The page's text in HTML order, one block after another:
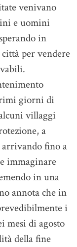
venivano
e uomini
in
per vendere
giorni di
villaggi
a
fino a
immaginare
in una
annota che in
i
mesi di agosto
della fine